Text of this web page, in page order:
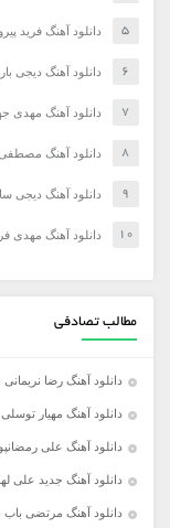
دانلود آهنگ فرید
دانلود آهنگ دیجی باربد
دانلود آهنگ مهدی
دانلود آهنگ مصطفی
دانلود آهنگ دیجی سال
دانلود آهنگ مهدی
مطالب تصادفی
دانلود آهنگ رضا
دانلود آهنگ مهیار توسلی
دانلود آهنگ علی
دانلود آهنگ جدید علی
دانلود آهنگ مرتضی باب